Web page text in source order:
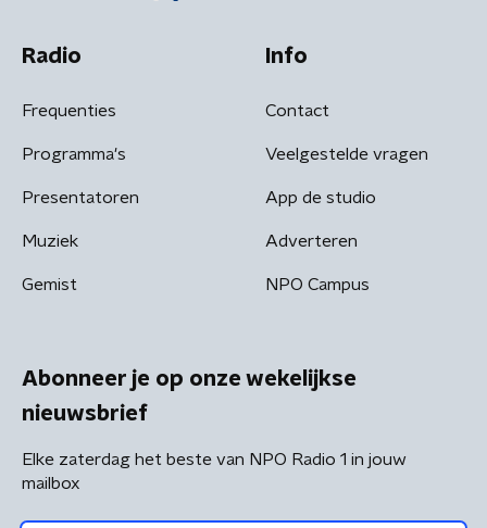
Radio
Frequenties
Programma's
Presentatoren
Muziek
Gemist
Info
Contact
Veelgestelde vragen
App de studio
Adverteren
NPO Campus
Abonneer je op onze wekelijkse
nieuwsbrief
Elke zaterdag het beste van NPO Radio 1 in jouw
mailbox